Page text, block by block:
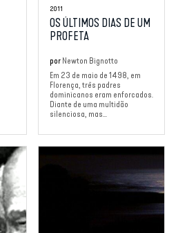
2011
OS ÚLTIMOS DIAS DE UM
PROFETA
por Newton Bignotto
Em 23 de maio de 1498, em
Florença, três padres
dominicanos eram enforcados.
Diante de uma multidão
silenciosa, mas...